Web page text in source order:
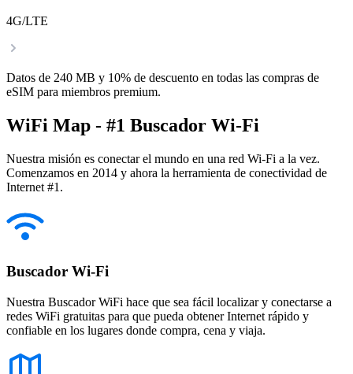
4G/LTE
Datos de 240 MB y 10% de descuento en todas las compras de
eSIM para miembros premium.
WiFi Map - #1 Buscador Wi-Fi
Nuestra misión es conectar el mundo en una red Wi-Fi a la vez.
Comenzamos en 2014 y ahora la herramienta de conectividad de
Internet #1.
Buscador Wi-Fi
Nuestra Buscador WiFi hace que sea fácil localizar y conectarse a
redes WiFi gratuitas para que pueda obtener Internet rápido y
confiable en los lugares donde compra, cena y viaja.